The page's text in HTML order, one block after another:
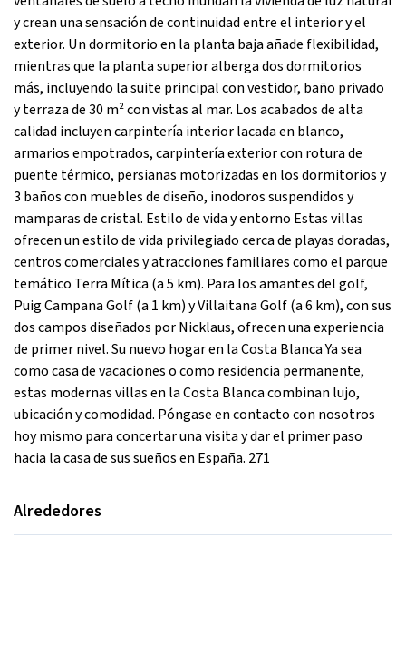
y crean una sensación de continuidad entre el interior y el
exterior. Un dormitorio en la planta baja añade flexibilidad,
mientras que la planta superior alberga dos dormitorios
más, incluyendo la suite principal con vestidor, baño privado
y terraza de 30 m² con vistas al mar. Los acabados de alta
calidad incluyen carpintería interior lacada en blanco,
armarios empotrados, carpintería exterior con rotura de
puente térmico, persianas motorizadas en los dormitorios y
3 baños con muebles de diseño, inodoros suspendidos y
mamparas de cristal. Estilo de vida y entorno Estas villas
ofrecen un estilo de vida privilegiado cerca de playas doradas,
centros comerciales y atracciones familiares como el parque
temático Terra Mítica (a 5 km). Para los amantes del golf,
Puig Campana Golf (a 1 km) y Villaitana Golf (a 6 km), con sus
dos campos diseñados por Nicklaus, ofrecen una experiencia
de primer nivel. Su nuevo hogar en la Costa Blanca Ya sea
como casa de vacaciones o como residencia permanente,
estas modernas villas en la Costa Blanca combinan lujo,
ubicación y comodidad. Póngase en contacto con nosotros
hoy mismo para concertar una visita y dar el primer paso
hacia la casa de sus sueños en España. 271
Alrededores